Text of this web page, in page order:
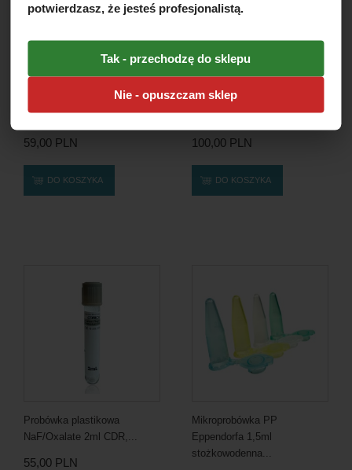
REIN PRF TUBES - 2
probówki bez dodatków
59,00 PLN
DO KOSZYKA
Probówka plastikowa bez
dodatków PRF 9ml,...
100,00 PLN
DO KOSZYKA
Probówka plastikowa
NaF/Oxalate 2ml CDR,...
55,00 PLN
Mikroprobówka PP
Eppendorfa 1,5ml
stożkowodenna...
potwierdzasz, że jesteś profesjonalistą.
Tak - przechodzę do sklepu
Nie - opuszczam sklep